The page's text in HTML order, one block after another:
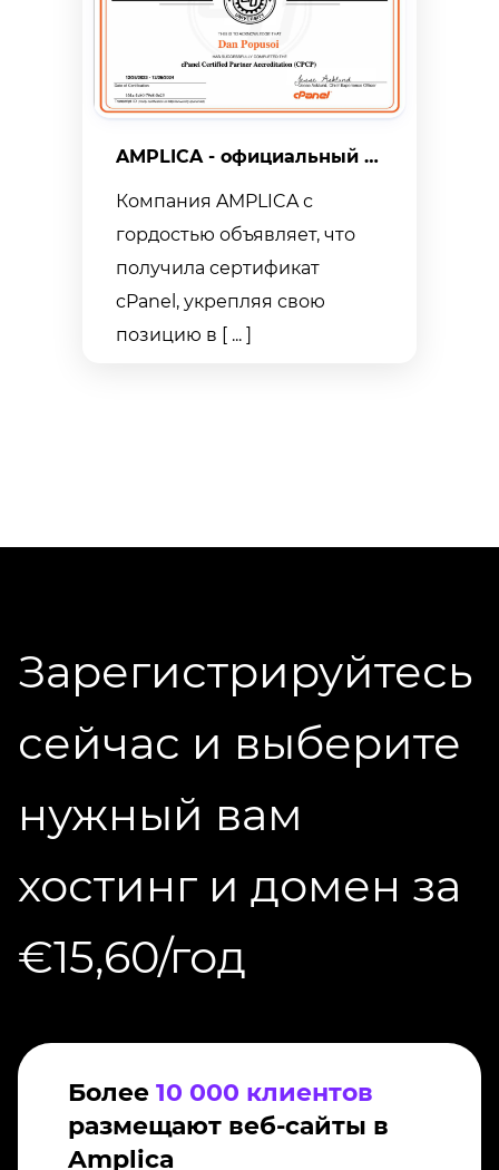
AMPLICA - официальный сертифицированный партнер cPanel: Обеспечиваем безкомпромиссную безопасность и производительность!
Компания AMPLICA с
гордостью объявляет, что
получила сертификат
cPanel, укрепляя свою
позицию в [ ... ]
Зарегистрируйтесь
сейчас и выберите
нужный вам
хостинг и домен за
€15,60/год
Более 10 000 клиентов
размещают веб-сайты в
Amplica